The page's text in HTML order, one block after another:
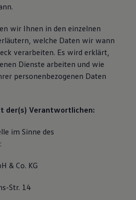
wir Ihnen in den einzelnen
welche Daten wir wann
verarbeiten. Es wird erklärt,
Dienste arbeiten und wie
personenbezogenen Daten
der(s) Verantwortlichen:
im Sinne des
& Co. KG
Str. 14